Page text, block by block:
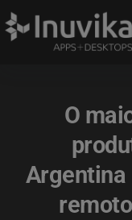
O
Argentina